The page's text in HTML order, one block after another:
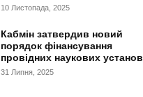
10 Листопада, 2025
Кабмін затвердив новий
порядок фінансування
провідних наукових установ
31 Липня, 2025